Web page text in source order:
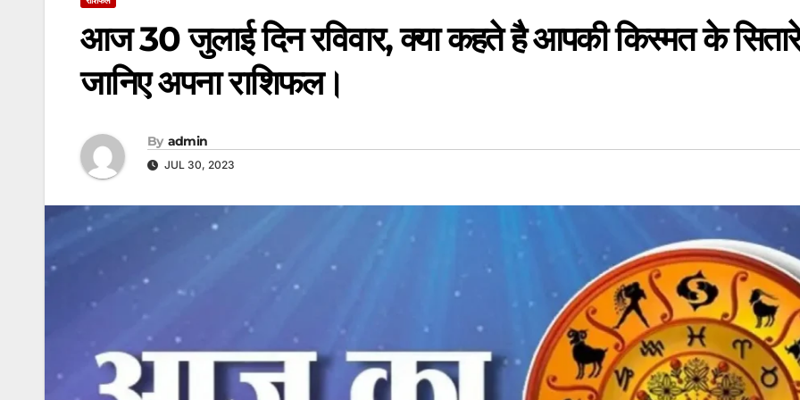
आज 30 जुलाई दिन रविवार, क्या कहते है आपकी किस्मत के
जानिए अपना राशिफल।
By admin
JUL 30, 2023